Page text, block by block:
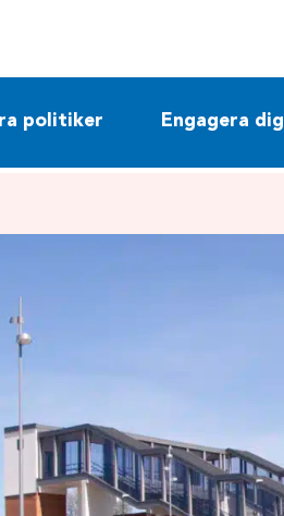
politiker Engagera dig